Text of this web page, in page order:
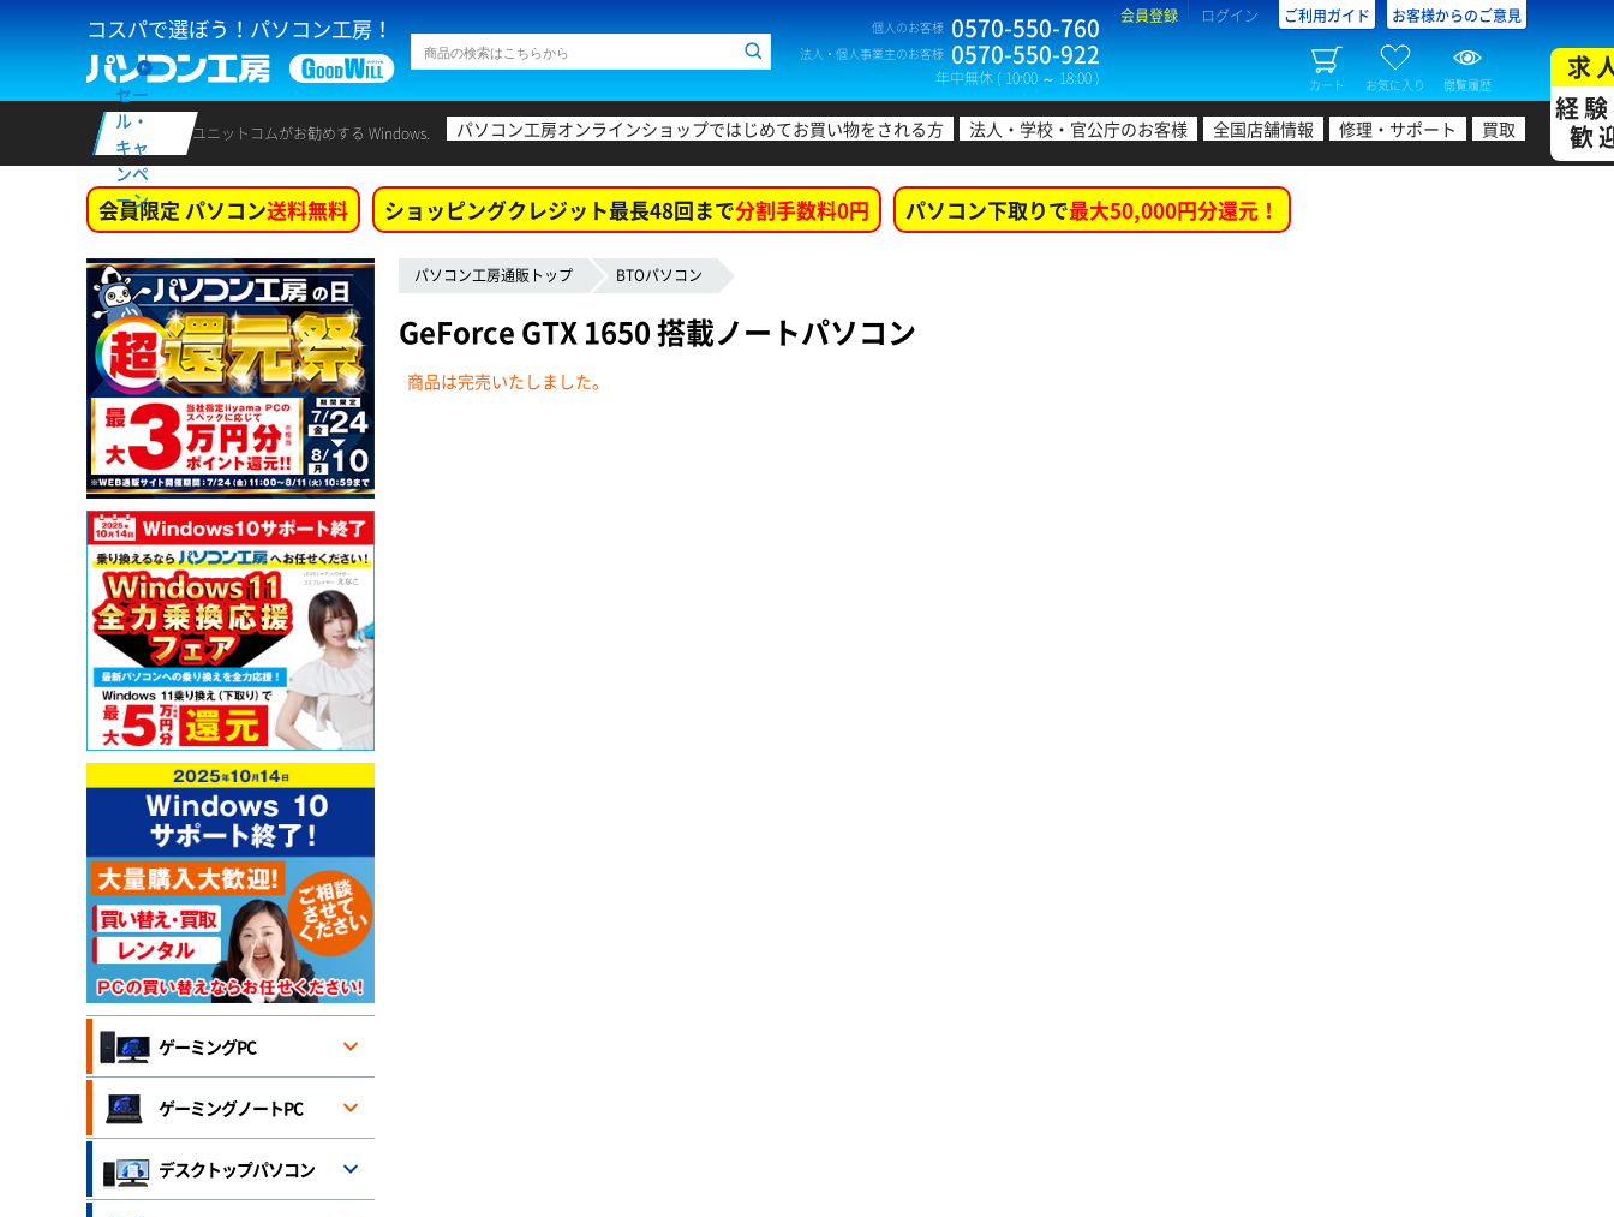
コスパで選ぼう！パソコン工房！ 個人のお客様 0570-550-760
法人・個人事業主のお客様 0570-550-922
年中無休 ( 10:00 ～ 18:00 )
会員登録 ログイン ご利用ガイド お客様からのご意見
カート お気に入り 閲覧履歴
セー
ル・
キャ
ンペ
ーン
ユニットコムがお勧めする Windows. パソコン工房オンラインショップではじめてお買い物をされる方 法人・学校・官公庁のお客様 全国店舗情報 修理・サポート 買取
求
経
歓
会員限定 パソコン送料無料 ショッピングクレジット最長48回まで分割手数料0円 パソコン下取りで最大50,000円分還元！
パソコン工房通販トップ BTOパソコン
GeForce GTX 1650 搭載ノートパソコン
商品は完売いたしました。
ゲーミングPC
ゲーミングノートPC
デスクトップパソコン